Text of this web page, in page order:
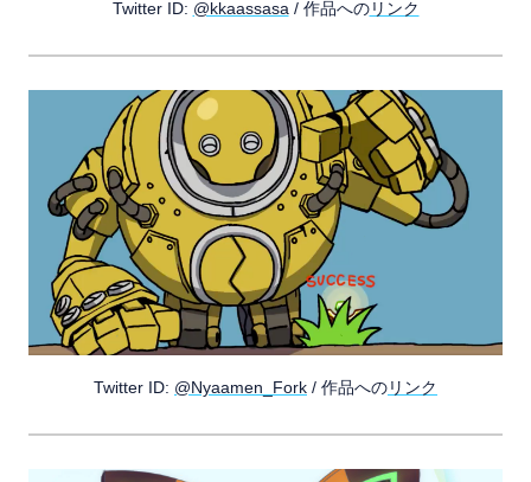
Twitter ID: @kkaassasa / 作品へのリンク
Twitter ID: @Nyaamen_Fork / 作品へのリンク